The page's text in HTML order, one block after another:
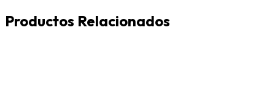
Productos Relacionados